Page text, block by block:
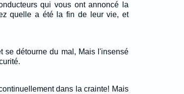
qui vous ont annoncé la
quelle a été la fin de leur vie, et
se détourne du mal, Mais l'insensé
dans la crainte! Mais